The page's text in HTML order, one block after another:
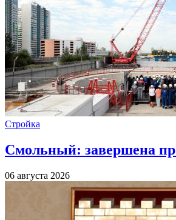
Стройка
Смольный: завершена
06 августа 2026